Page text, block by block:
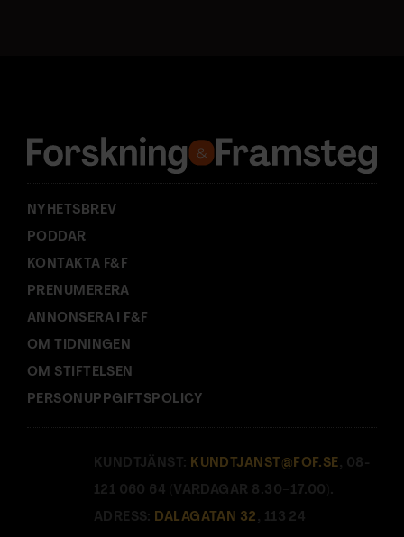
s
:
NYHETSBREV
PODDAR
KONTAKTA F&F
PRENUMERERA
ANNONSERA I F&F
OM TIDNINGEN
OM STIFTELSEN
PERSONUPPGIFTSPOLICY
KUNDTJÄNST: KUNDTJANST@FOF.SE , 08-
121 060 64 (VARDAGAR 8.30–17.00).
ADRESS: DALAGATAN 32 , 113 24